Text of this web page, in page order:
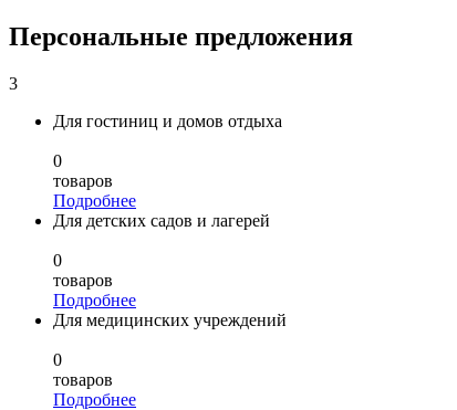
Персональные предложения
3
Для гостиниц и домов отдыха
0
товаров
Подробнее
Для детских садов и лагерей
0
товаров
Подробнее
Для медицинских учреждений
0
товаров
Подробнее